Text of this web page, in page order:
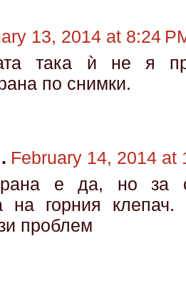
13, 2014 at 8:24
така ѝ не я
по снимки.
February 14, 2014 at
е да, но за
на горния
проблем